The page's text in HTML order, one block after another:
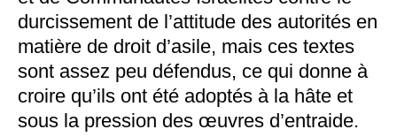
durcissement de l’attitude des autorités en
matière de droit d’asile, mais ces textes
sont assez peu défendus, ce qui donne à
croire qu’ils ont été adoptés à la hâte et
sous la pression des œuvres d’entraide.